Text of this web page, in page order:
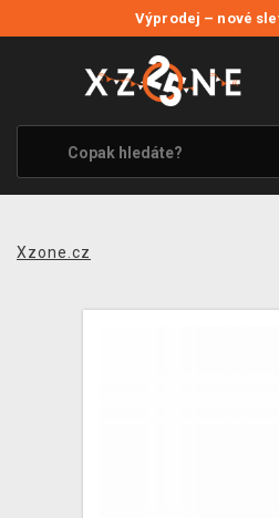
Výprodej – nové
VÝPRODEJ
VIDEOHRY
XZONE ORIGINALS
TÉMATIKY
Xzone.cz